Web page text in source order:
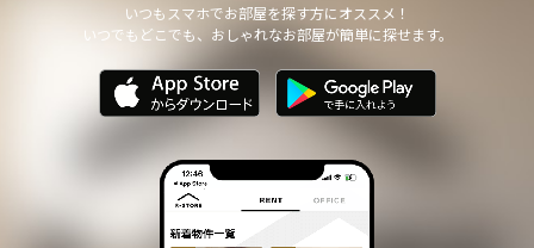
いつもスマホでお部屋を探す方にオススメ！
いつでもどこでも、おしゃれなお部屋が簡単に探せます。